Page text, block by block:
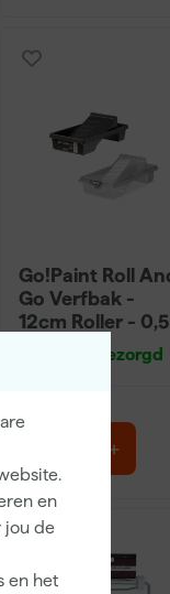
en
jou de
en het
Go!Paint Roll
Go Verfbak -
12cm Roller -
+ 5 Inzetbakken
Zaterdag bezorgd
incl. BTW